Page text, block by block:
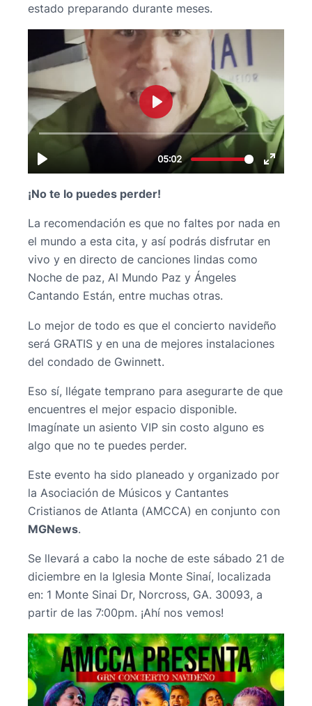
estado preparando durante meses.
¡No te lo puedes perder!
La recomendación es que no faltes por nada en
el mundo a esta cita, y así podrás disfrutar en
vivo y en directo de canciones lindas como
Noche de paz, Al Mundo Paz y Ángeles
Cantando Están, entre muchas otras.
Lo mejor de todo es que el concierto navideño
será GRATIS y en una de mejores instalaciones
del condado de Gwinnett.
Eso sí, llégate temprano para asegurarte de que
encuentres el mejor espacio disponible.
Imagínate un asiento VIP sin costo alguno es
algo que no te puedes perder.
Este evento ha sido planeado y organizado por
la Asociación de Músicos y Cantantes
Cristianos de Atlanta (АМССА) en conjunto con
MGNews.
Se llevará a cabo la noche de este sábado 21 de
diciembre en la Iglesia Monte Sinaí, localizada
en: 1 Monte Sinai Dr, Norcross, GA. 30093, a
partir de las 7:00pm. ¡Ahí nos vemos!